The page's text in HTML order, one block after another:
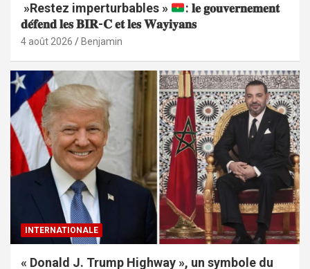
»Restez imperturbables »
: 𝐥𝐞 𝐠𝐨𝐮𝐯𝐞𝐫𝐧𝐞𝐦𝐞𝐧𝐭
𝐝𝐞́𝐟𝐞𝐧𝐝 𝐥𝐞𝐬 𝐁𝐈𝐑-𝐂 𝐞𝐭 𝐥𝐞𝐬 𝐖𝐚𝐲𝐢𝐲𝐚𝐧𝐬
4 août 2026 Benjamin
INTERNATIONALE
« Donald J. Trump Highway », un symbole du